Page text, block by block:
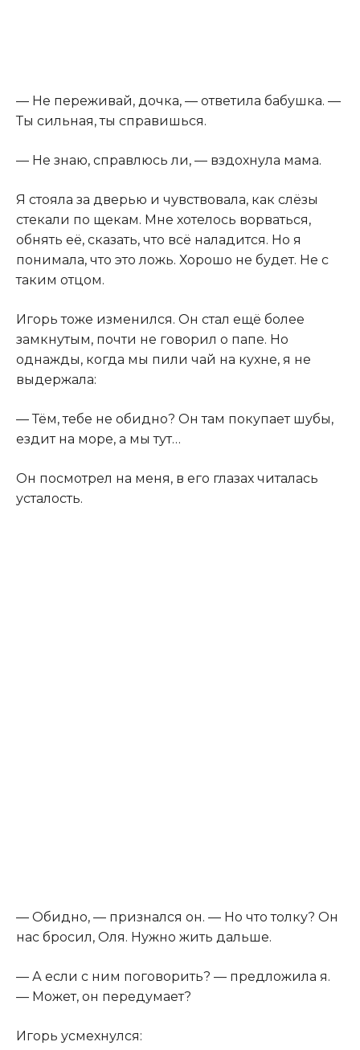
— Не переживай, дочка, — ответила бабушка. —
Ты сильная, ты справишься.
— Не знаю, справлюсь ли, — вздохнула мама.
Я стояла за дверью и чувствовала, как слёзы
стекали по щекам. Мне хотелось ворваться,
обнять её, сказать, что всё наладится. Но я
понимала, что это ложь. Хорошо не будет. Не с
таким отцом.
Игорь тоже изменился. Он стал ещё более
замкнутым, почти не говорил о папе. Но
однажды, когда мы пили чай на кухне, я не
выдержала:
— Тём, тебе не обидно? Он там покупает шубы,
ездит на море, а мы тут…
Он посмотрел на меня, в его глазах читалась
усталость.
— Обидно, — признался он. — Но что толку? Он
нас бросил, Оля. Нужно жить дальше.
— А если с ним поговорить? — предложила я.
— Может, он передумает?
Игорь усмехнулся: